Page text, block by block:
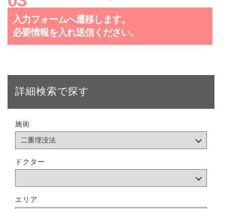
入力フォームへ遷移します。
必要情報を入れ送信ください。
詳細検索で探す
施術
ドクター
エリア